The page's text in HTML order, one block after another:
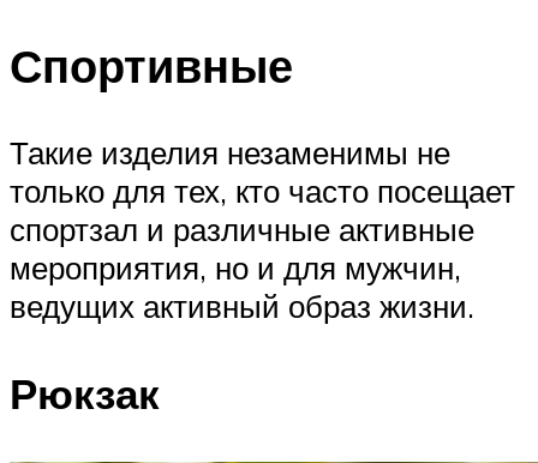
Спортивные
Такие изделия незаменимы не
только для тех, кто часто посещает
спортзал и различные активные
мероприятия, но и для мужчин,
ведущих активный образ жизни.
Рюкзак